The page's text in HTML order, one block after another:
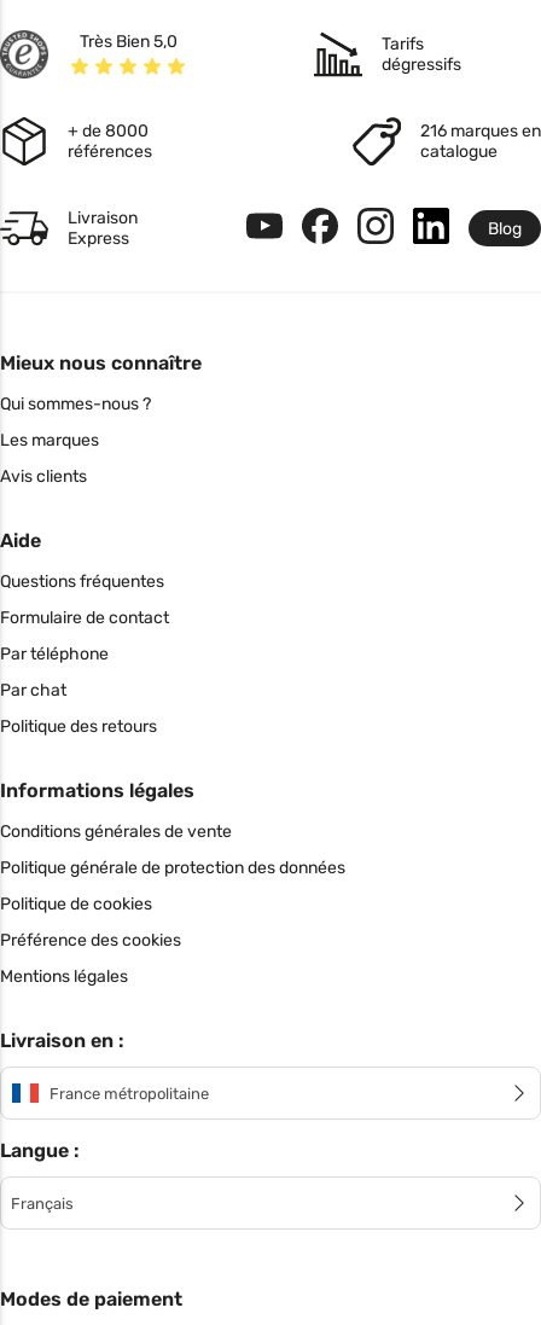
Très Bien 5,0
Tarifs
dégressifs
+ de 8000
références
216 marques en
catalogue
Livraison
Express
Blog
Mieux nous connaître
Qui sommes-nous ?
Les marques
Avis clients
Aide
Questions fréquentes
Formulaire de contact
Par téléphone
Par chat
Politique des retours
Informations légales
Conditions générales de vente
Politique générale de protection des données
Politique de cookies
Préférence des cookies
Mentions légales
Livraison en :
France métropolitaine
Langue :
Français
Modes de paiement